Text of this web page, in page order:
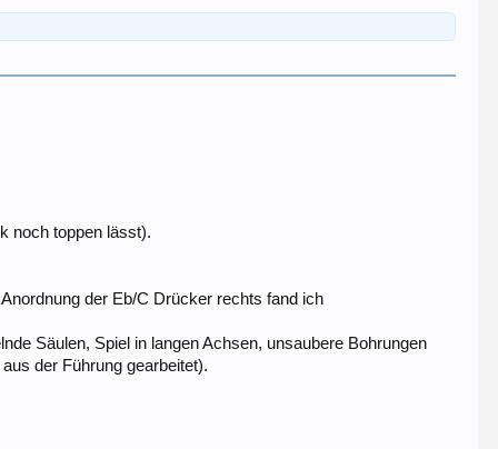
noch toppen lässt).
der Eb/C Drücker rechts fand ich
Säulen, Spiel in langen Achsen, unsaubere Bohrungen
der Führung gearbeitet).